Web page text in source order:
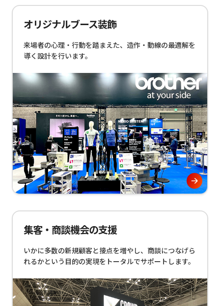
オリジナルブース装飾
来場者の心理・行動を踏まえた、造作・動線の最適解を
導く設計を行います。
集客・商談機会の支援
いかに多数の新規顧客と接点を増やし、商談につなげら
れるかという目的の実現をトータルでサポートします。